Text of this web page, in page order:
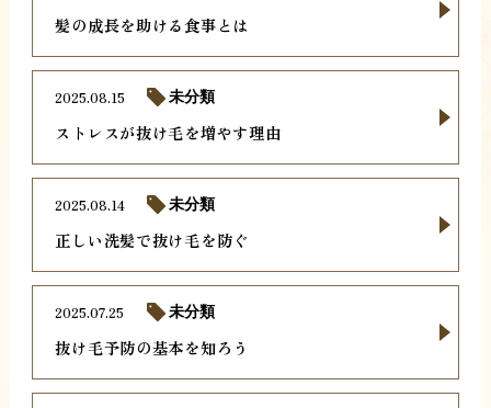
髪の成長を助ける食事とは
ストレスが抜け毛を増やす理由
2025.08.15 未分類
正しい洗髪で抜け毛を防ぐ
2025.08.14 未分類
抜け毛予防の基本を知ろう
2025.07.25 未分類